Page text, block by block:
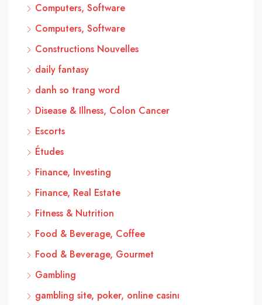
Computers, Software
Computers, Software
Constructions Nouvelles
daily fantasy
danh so trang word
Disease & Illness, Colon Cancer
Escorts
Études
Finance, Investing
Finance, Real Estate
Fitness & Nutrition
Food & Beverage, Coffee
Food & Beverage, Gourmet
Gambling
gambling site, poker, online casinı